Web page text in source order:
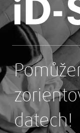
datech!